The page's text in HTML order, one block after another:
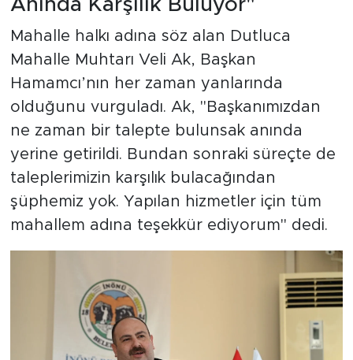
Anında Karşılık Buluyor"
Mahalle halkı adına söz alan Dutluca
Mahalle Muhtarı Veli Ak, Başkan
Hamamcı’nın her zaman yanlarında
olduğunu vurguladı. Ak, "Başkanımızdan
ne zaman bir talepte bulunsak anında
yerine getirildi. Bundan sonraki süreçte de
taleplerimizin karşılık bulacağından
şüphemiz yok. Yapılan hizmetler için tüm
mahallem adına teşekkür ediyorum" dedi.